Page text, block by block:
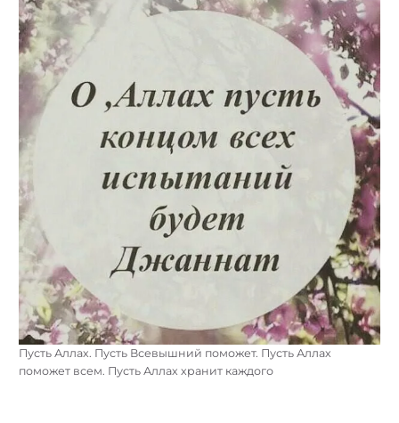
Пусть Аллах. Пусть Всевышний поможет. Пусть Аллах
поможет всем. Пусть Аллах хранит каждого